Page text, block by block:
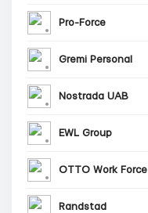
Pro-Force
Gremi Personal
Nostrada UAB
EWL Group
OTTO Work Force
Randstad